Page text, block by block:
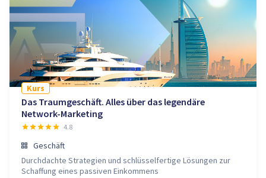
Kurs
Das Traumgeschäft. Alles über das legendäre
Network-Marketing
4.8
Geschäft
Durchdachte Strategien und schlüsselfertige Lösungen zur
Schaffung eines passiven Einkommens